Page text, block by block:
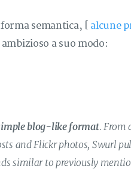
semantica, [ alcune
a suo modo:
blog-like format. From
and Flickr photos, Swurl
similar to previously